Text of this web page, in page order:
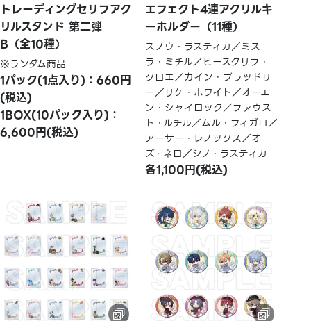
トレーディングセリフアク
リルスタンド 第二弾
B（全10種）
※ランダム商品
1パック(1点入り)：660円
(税込)
1BOX(10パック入り)：
6,600円(税込)
エフェクト4連アクリルキ
ーホルダー（11種）
スノウ・ラスティカ／ミス
ラ・ミチル／ヒースクリフ・
クロエ／カイン・ブラッドリ
ー／リケ・ホワイト／オーエ
ン・シャイロック／ファウス
ト・ルチル／ムル・フィガロ／
アーサー・レノックス／オ
ズ・ネロ／シノ・ラスティカ
各1,100円(税込)